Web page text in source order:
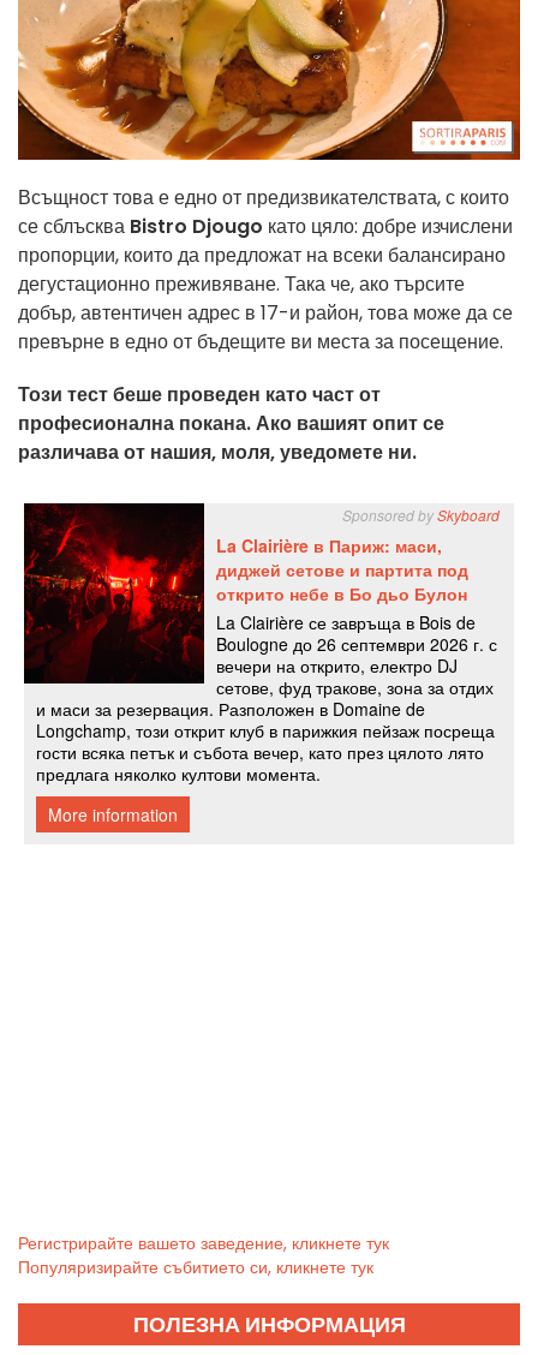
Всъщност това е едно от предизвикателствата, с които
се сблъсква Bistro Djougo като цяло: добре изчислени
пропорции, които да предложат на всеки балансирано
дегустационно преживяване. Така че, ако търсите
добър, автентичен адрес в 17-и район, това може да се
превърне в едно от бъдещите ви места за посещение.
Този тест беше проведен като част от
професионална покана. Ако вашият опит се
различава от нашия, моля, уведомете ни.
Регистрирайте вашето заведение, кликнете тук
Популяризирайте събитието си, кликнете тук
ПОЛЕЗНА ИНФОРМАЦИЯ